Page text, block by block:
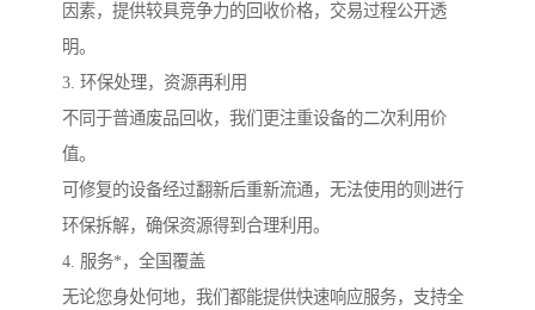
因素，提供较具竞争力的回收价格，交易过程公开透
明。
3. 环保处理，资源再利用
不同于普通废品回收，我们更注重设备的二次利用价
值。
可修复的设备经过翻新后重新流通，无法使用的则进行
环保拆解，确保资源得到合理利用。
4. 服务*，全国覆盖
无论您身处何地，我们都能提供快速响应服务，支持全